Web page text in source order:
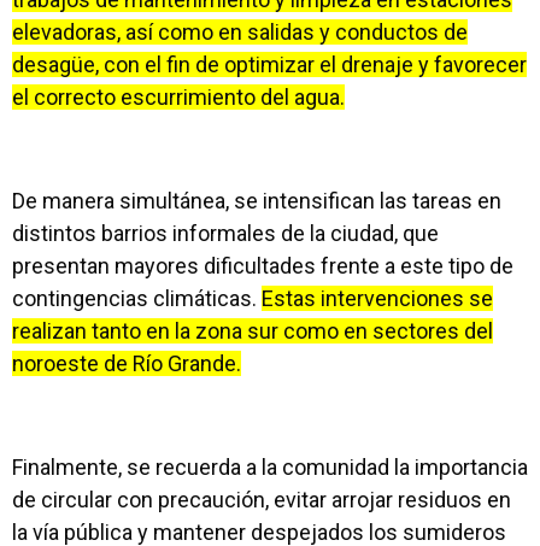
elevadoras, así como en salidas y conductos de
desagüe, con el fin de optimizar el drenaje y favorecer
el correcto escurrimiento del agua.
De manera simultánea, se intensifican las tareas en
distintos barrios informales de la ciudad, que
presentan mayores dificultades frente a este tipo de
contingencias climáticas. Estas intervenciones se
realizan tanto en la zona sur como en sectores del
noroeste de Río Grande.
Finalmente, se recuerda a la comunidad la importancia
de circular con precaución, evitar arrojar residuos en
la vía pública y mantener despejados los sumideros